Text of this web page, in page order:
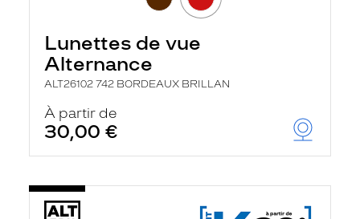
Lunettes de vue
Alternance
ALT26102 742 BORDEAUX BRILLAN
À partir de
30,00 €